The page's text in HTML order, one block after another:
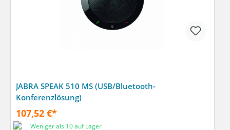
JABRA SPEAK 510 MS (USB/Bluetooth-
Konferenzlösung)
107,52 €*
Weniger als 10 auf Lager